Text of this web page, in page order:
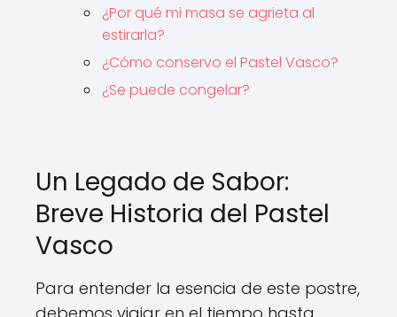
¿Por qué mi masa se agrieta al
estirarla?
¿Cómo conservo el Pastel Vasco?
¿Se puede congelar?
Un Legado de Sabor:
Breve Historia del Pastel
Vasco
Para entender la esencia de este postre,